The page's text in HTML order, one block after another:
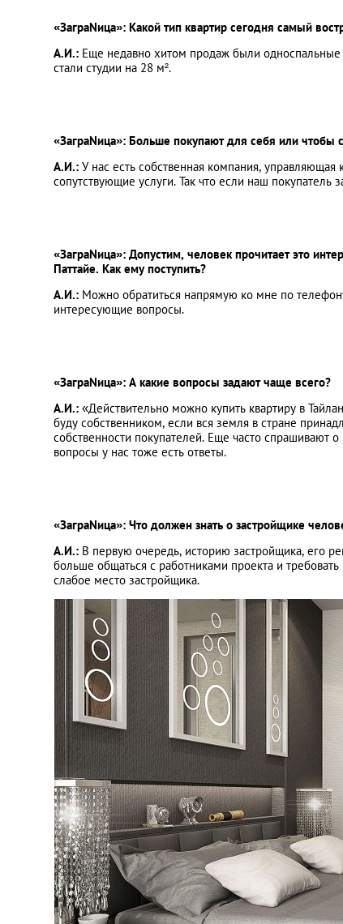
«ЗаграNица»: Какой тип квартир сегодня самый
А.И.: Еще недавно хитом продаж были
стали студии на 28 м².
«ЗаграNица»: Больше покупают для себя или чтобы
А.И.: У нас есть собственная компания,
сопутствующие услуги. Так что если наш покупатель
«ЗаграNица»: Допустим, человек прочитает это
Паттайе. Как ему поступить?
А.И.: Можно обратиться напрямую ко мне по
интересующие вопросы.
«ЗаграNица»: А какие вопросы задают чаще всего?
А.И.: «Действительно можно купить квартиру в
буду собственником, если вся земля в стране
собственности покупателей. Еще часто спрашивают
вопросы у нас тоже есть ответы.
«ЗаграNица»: Что должен знать о застройщике
А.И.: В первую очередь, историю застройщика, его
больше общаться с работниками проекта и
слабое место застройщика.